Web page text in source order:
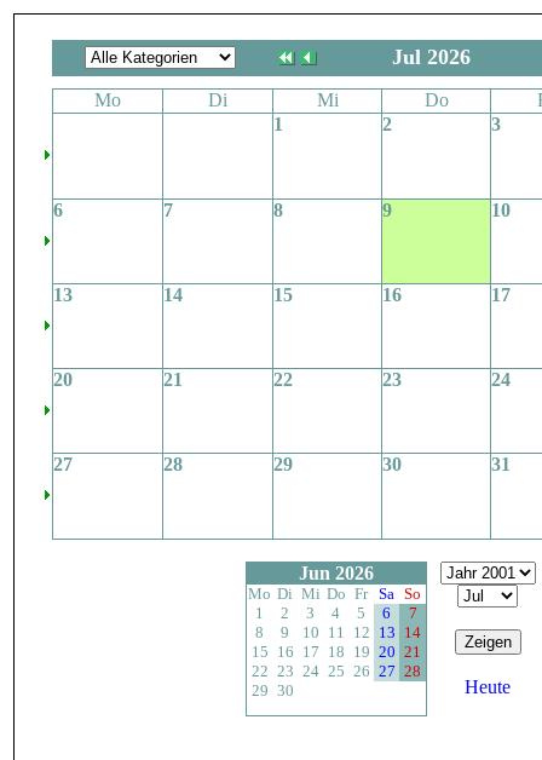
Jul 2026
Mo Di Mi Do
1
2 3
6 7 8 9 10
13 14 15 16 17
20 21 22 23 24
27 28 29 30 31
Jun 2026
Mo Di Mi Do Fr Sa So
1
2 3 4 5 6
7
8
9 10 11 12 13 14
15 16 17 18 19 20 21
22 23 24 25 26 27 28
29 30 Heute